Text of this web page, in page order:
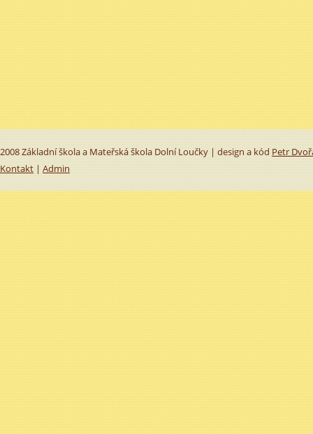
2008 Základní škola a Mateřská škola Dolní Loučky | design a kód Petr
Kontakt | Admin